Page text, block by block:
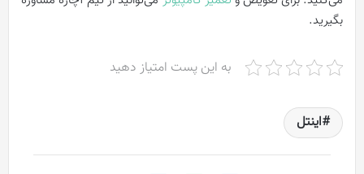
بگیرید.
به این پست امتیاز دهید
اینتل